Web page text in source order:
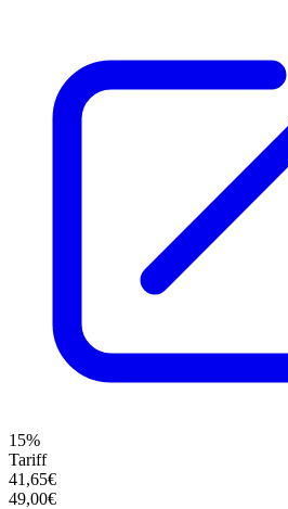
15%
Tariff
41,65€
49,00€